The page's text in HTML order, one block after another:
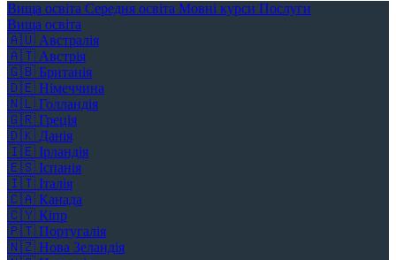
Вища освіта Середня освіта Мовні курси Послуги
Вища освіта
🇦🇺 Австралія
🇦🇹 Австрія
🇬🇧 Британія
🇩🇪 Німеччина
🇳🇱 Голландія
🇬🇷 Греція
🇩🇰 Данія
🇮🇪 Ірландія
🇪🇸 Іспанія
🇮🇹 Італія
🇨🇦 Канада
🇨🇾 Кіпр
🇵🇹 Португалія
🇳🇿 Нова Зеландія